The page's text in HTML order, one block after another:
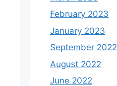
February 2023
January 2023
September 2022
August 2022
June 2022